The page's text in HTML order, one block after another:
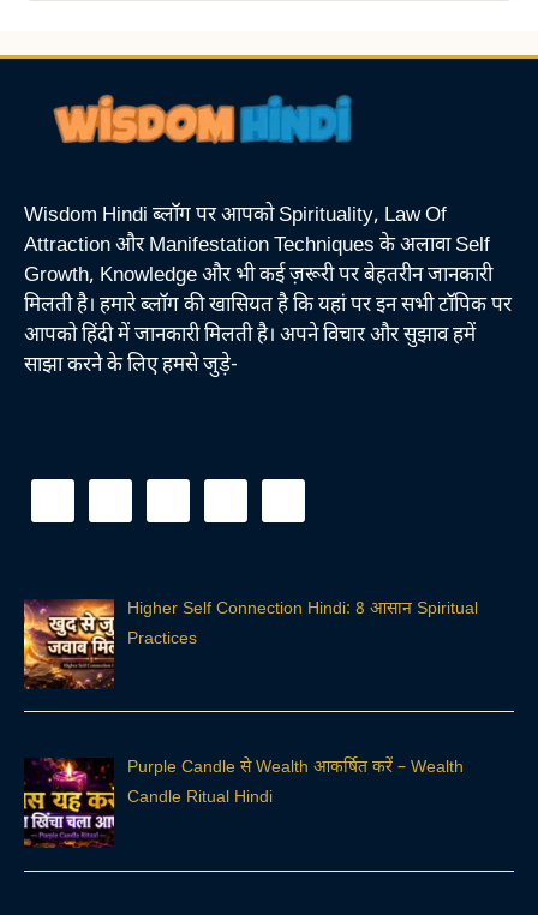
Wisdom Hindi ब्लॉग पर आपको Spirituality, Law Of
Attraction और Manifestation Techniques के अलावा Self
Growth, Knowledge और भी कई ज़रूरी पर बेहतरीन जानकारी
मिलती है। हमारे ब्लॉग की खासियत है कि यहां पर इन सभी टॉपिक पर
आपको हिंदी में जानकारी मिलती है। अपने विचार और सुझाव हमें
साझा करने के लिए हमसे जुड़े-
Higher Self Connection Hindi: 8 आसान Spiritual
Practices
Purple Candle से Wealth आकर्षित करें – Wealth
Candle Ritual Hindi